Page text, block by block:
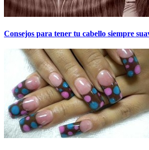
Consejos para tener tu cabello siempre